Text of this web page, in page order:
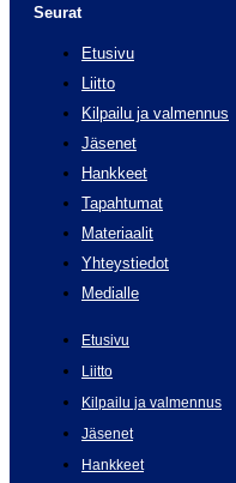
Seurat
Etusivu
Liitto
Kilpailu ja valmennus
Jäsenet
Hankkeet
Tapahtumat
Materiaalit
Yhteystiedot
Medialle
Etusivu
Liitto
Kilpailu ja valmennus
Jäsenet
Hankkeet